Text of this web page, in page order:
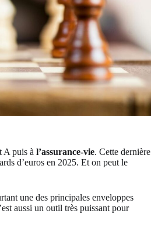
A puis à l’assurance-vie. Cette dernière
d’euros en 2025. Et on peut le
une des principales enveloppes
aussi un outil très puissant pour